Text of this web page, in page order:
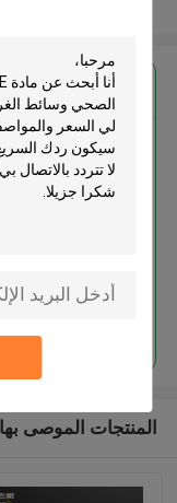
المنتجات الموصى بها